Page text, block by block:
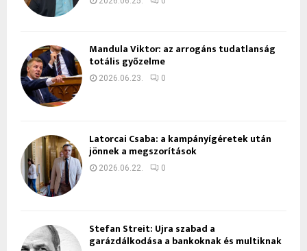
Mandula Viktor: az arrogáns tudatlanság
totális győzelme
2026.06.23. 0
Latorcai Csaba: a kampányígéretek után
jönnek a megszorítások
2026.06.22. 0
Stefan Streit: Újra szabad a
garázdálkodása a bankoknak és multiknak